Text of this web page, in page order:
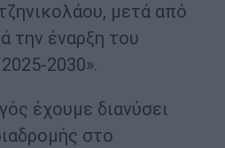
μετά από
την έναρξη του
2030».
έχουμε διανύσει
στο